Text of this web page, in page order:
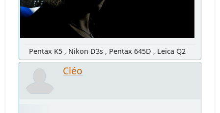
Pentax K5 , Nikon D3s , Pentax 645D , Leica Q2
Cléo